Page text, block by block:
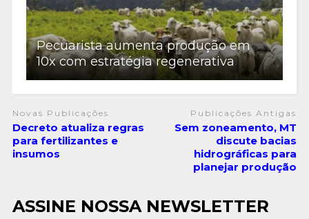
Pecuarista aumenta produção em
10x com estratégia regenerativa
Novas Publicações
Decreto atualiza regras
para fertilizantes e
insumos
Publicações Antigas
Sem zoneamento, MT
discute bacias
hidrográficas para
planejar produção
ASSINE NOSSA NEWSLETTER